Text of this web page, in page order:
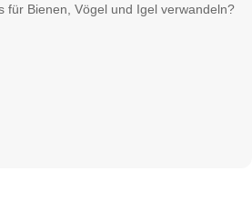
für Bienen, Vögel und Igel verwandeln?